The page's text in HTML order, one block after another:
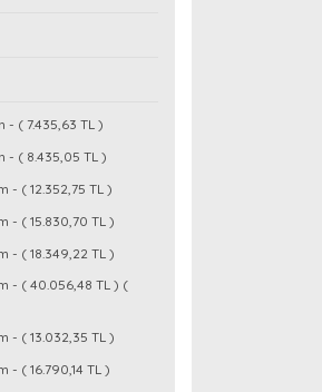
( 7.435,63 TL )
( 8.435,05 TL )
( 12.352,75 TL )
- ( 15.830,70 TL )
- ( 18.349,22 TL )
- ( 40.056,48 TL ) (
- ( 13.032,35 TL )
( 16.790,14 TL )